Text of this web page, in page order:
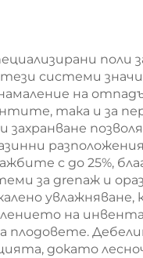
поли
системи
на
така и за
захранване
с до 25%,
за дrenaж и
на
плодовете.
докато